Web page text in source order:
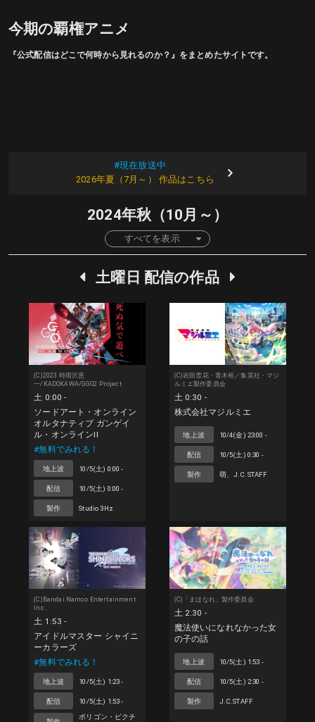
今期の覇権アニメ
『公式配信はどこで何時から見れるのか？』をまとめたサイトです。
#現在放送中
2026年夏（7月～） 作品はこちら
2024年秋（10月～）
すべてを表示
土曜日 配信の作品
(C)2023 時雨沢恵
一/KADOKAWA/GGO2 Project
土 0:00 -
ソードアート・オンライン
オルタナティブ ガンゲイ
ル・オンラインII
#無料でみれる！
地上波 10/5(土) 0:00 -
配信 10/5(土) 0:00 -
製作 Studio 3Hz
(C)岩田雪花・青木裕／集英社・マジ
ルミエ製作委員会
土 0:30 -
株式会社マジルミエ
地上波 10/4(金) 23:00 -
配信 10/5(土) 0:30 -
製作 萌、J.C.STAFF
(C)Bandai Namco Entertainment
Inc.
土 1:53 -
アイドルマスター シャイニ
ーカラーズ
#無料でみれる！
地上波 10/5(土) 1:23 -
配信 10/5(土) 1:53 -
ポリゴン・ピクチ
(C)「まほなれ」製作委員会
土 2:30 -
魔法使いになれなかった女
の子の話
地上波 10/5(土) 1:53 -
配信 10/5(土) 2:30 -
製作 J.C.STAFF